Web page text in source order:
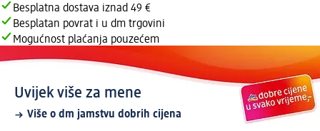
Besplatna dostava iznad 49 €
Besplatan povrat i u dm trgovini
Mogućnost plaćanja pouzećem
Uvijek više za mene
Više o dm jamstvu dobrih cijena